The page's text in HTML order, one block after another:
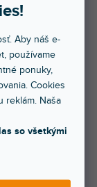
Aby náš e-
používame
ponuky,
Cookies
reklám. Naša
so všetkými
reproduktory
polohách.